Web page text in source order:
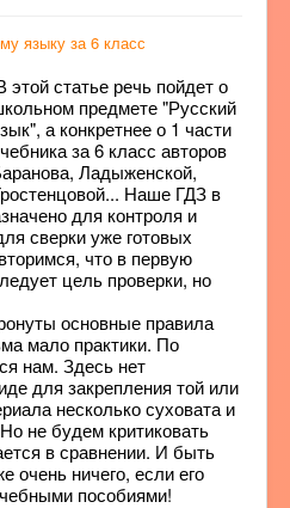
языку за 6 класс
этой статье речь пойдет о
предмете "Русский
а конкретнее о 1 части
за 6 класс авторов
Ладыженской,
Наше ГДЗ в
для контроля и
сверки уже готовых
что в первую
цель проверки, но
основные правила
мало практики. По
нам. Здесь нет
для закрепления той или
несколько суховата и
не будем критиковать
в сравнении. И быть
очень ничего, если его
пособиями!